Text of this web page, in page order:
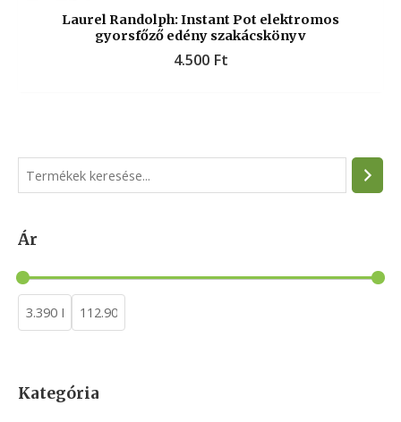
e
r
c
h
Ár
Kategória
Laurel Randolph: Instant Pot elektromos
gyorsfőző edény szakácskönyv
4.500 Ft